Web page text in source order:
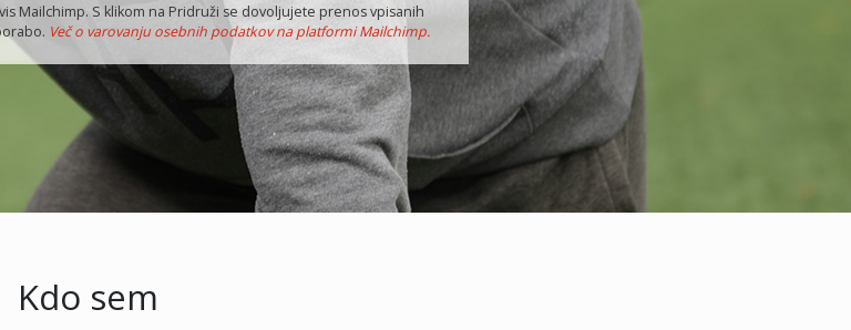
Mailchimp. S klikom na Pridruži se dovoljujete prenos vpisanih
Več o varovanju osebnih podatkov na platformi Mailchimp.
Kdo sem